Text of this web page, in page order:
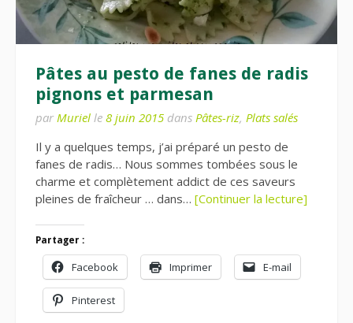
Pâtes au pesto de fanes de radis
pignons et parmesan
par Muriel le 8 juin 2015 dans Pâtes-riz, Plats salés
Il y a quelques temps, j’ai préparé un pesto de
fanes de radis… Nous sommes tombées sous le
charme et complètement addict de ces saveurs
pleines de fraîcheur … dans… [Continuer la lecture]
Partager :
Facebook Imprimer E-mail
Pinterest